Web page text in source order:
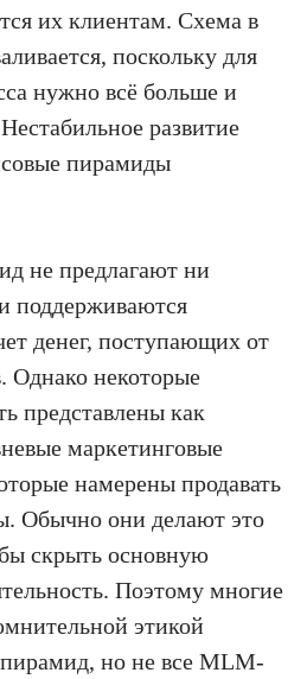
их клиентам. Схема в
поскольку для
нужно всё больше и
развитие
пирамиды
не предлагают ни
поддерживаются
денег, поступающих от
Однако некоторые
представлены как
маркетинговые
намерены продавать
Обычно они делают это
скрыть основную
Поэтому многие
этикой
но не все MLM-